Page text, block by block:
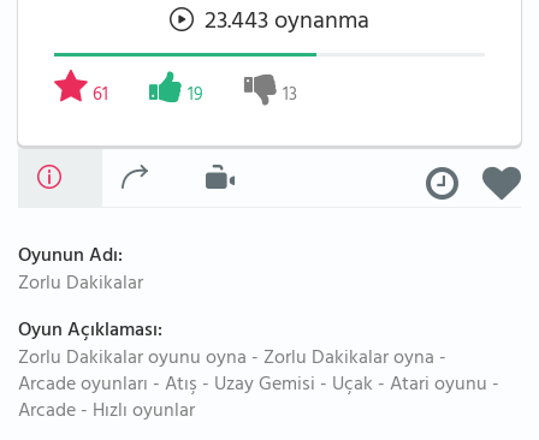
23.443 oynanma
61 19 13
Oyunun Adı:
Zorlu Dakikalar
Oyun Açıklaması:
Zorlu Dakikalar oyunu oyna - Zorlu Dakikalar oyna -
Arcade oyunları - Atış - Uzay Gemisi - Uçak - Atari oyunu -
Arcade - Hızlı oyunlar